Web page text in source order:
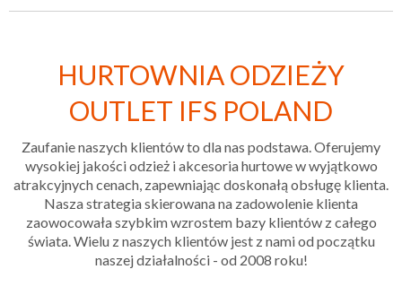
HURTOWNIA ODZIEŻY
OUTLET IFS POLAND
Zaufanie naszych klientów to dla nas podstawa. Oferujemy
wysokiej jakości odzież i akcesoria hurtowe w wyjątkowo
atrakcyjnych cenach, zapewniając doskonałą obsługę klienta.
Nasza strategia skierowana na zadowolenie klienta
zaowocowała szybkim wzrostem bazy klientów z całego
świata. Wielu z naszych klientów jest z nami od początku
naszej działalności - od 2008 roku!